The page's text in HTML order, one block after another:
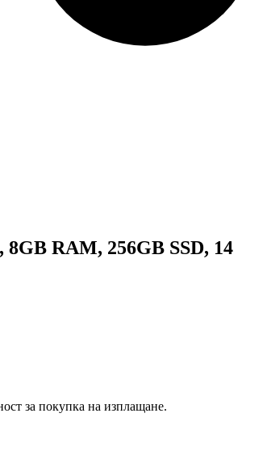
RAM, 256GB SSD, 14
за покупка на изплащане.